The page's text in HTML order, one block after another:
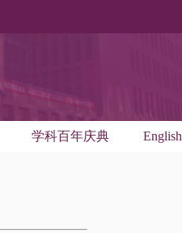
学科百年庆典 English